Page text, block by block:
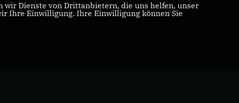
wir Dienste von Drittanbietern, die uns helfen, unser
Ihre Einwilligung. Ihre Einwilligung können Sie